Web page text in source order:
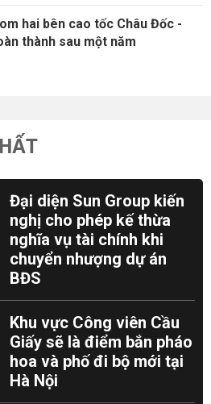
hai bên cao tốc Châu Đốc -
thành sau một năm
Đại diện Sun Group kiến
nghị cho phép kế thừa
nghĩa vụ tài chính khi
chuyển nhượng dự án
BĐS
Khu vực Công viên Cầu
Giấy sẽ là điểm bắn pháo
hoa và phố đi bộ mới tại
Hà Nội